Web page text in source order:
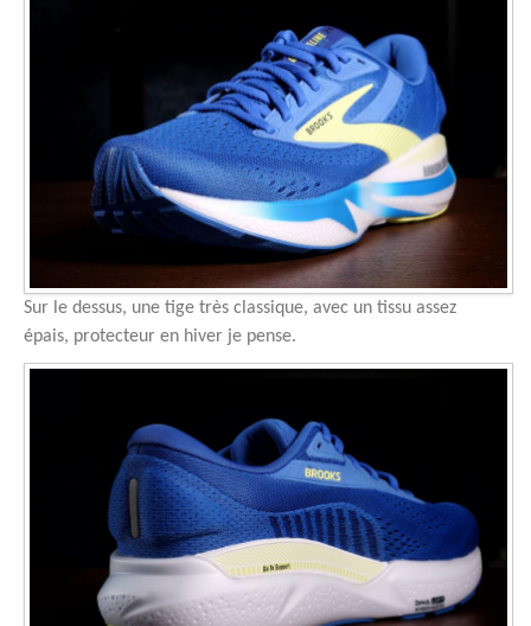
Sur le dessus, une tige très classique, avec un tissu assez
épais, protecteur en hiver je pense.